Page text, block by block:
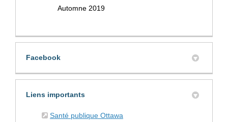
Automne 2019
Facebook
Liens importants
Santé publique Ottawa